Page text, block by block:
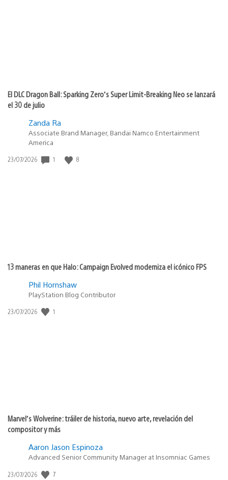
El DLC Dragon Ball: Sparking Zero’s Super Limit-Breaking Neo se lanzará
el 30 de julio
Zanda Ra
Associate Brand Manager, Bandai Namco Entertainment
America
Fecha
23/07/2026 1 8
13 maneras en que Halo: Campaign Evolved moderniza el icónico FPS
Phil Hornshaw
PlayStation Blog Contributor
Fecha
23/07/2026 1
Marvel’s Wolverine: tráiler de historia, nuevo arte, revelación del
compositor y más
Aaron Jason Espinoza
Advanced Senior Community Manager at Insomniac Games
Fecha
23/07/2026 7